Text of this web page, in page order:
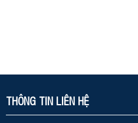
THÔNG TIN LIÊN HỆ